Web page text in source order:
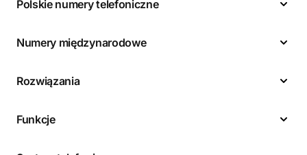
Polskie numery telefoniczne
Numery międzynarodowe
Rozwiązania
Funkcje